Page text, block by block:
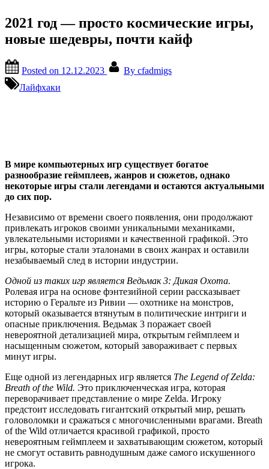
2021 год — просто космические игры,
новые шедевры, почти кайф
Posted on 12.12.2023 By cfadmigs
Лайфхаки
В мире компьютерных игр существует богатое
разнообразие геймплеев, жанров и сюжетов, однако
некоторые игры стали легендами и остаются актуальными
до сих пор.
Независимо от времени своего появления, они продолжают
привлекать игроков своими уникальными механиками,
увлекательными историями и качественной графикой. Это
игры, которые стали эталонами в своих жанрах и оставили
незабываемый след в истории индустрии.
Одной из таких игр является Ведьмак 3: Дикая Охота.
Ролевая игра на основе фэнтезийной серии рассказывает
историю о Геральте из Ривии — охотнике на монстров,
который оказывается втянутым в политические интриги и
опасные приключения. Ведьмак 3 поражает своей
невероятной детализацией мира, открытым геймплеем и
насыщенным сюжетом, который завораживает с первых
минут игры.
Еще одной из легендарных игр является The Legend of Zelda:
Breath of the Wild. Это приключенческая игра, которая
переворачивает представление о мире Zelda. Игроку
предстоит исследовать гигантский открытый мир, решать
головоломки и сражаться с многочисленными врагами. Breath
of the Wild отличается красивой графикой, просто
невероятным геймплеем и захватывающим сюжетом, который
не смогут оставить равнодушным даже самого искушенного
игрока.